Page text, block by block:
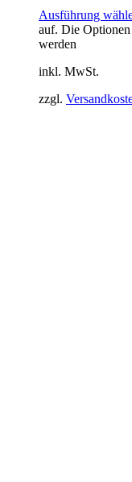
Ausführung
auf. Die
werden
inkl. MwSt.
zzgl.